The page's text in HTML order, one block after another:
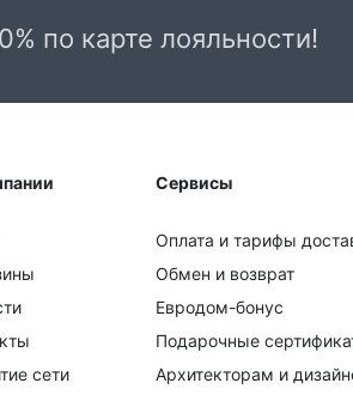
по карте лояльности!
сети
Сервисы
Оплата и тарифы
Обмен и возврат
Евродом-бонус
Подарочные
Архитекторам и